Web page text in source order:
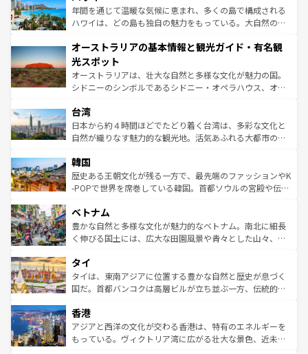
ンメントが詰まった刺激的なスポットだ。一方、アメリカ
西部には大自然が広がり、グランドキャニオンやイエロー
部のニューオーリンズでは、音楽と美食が融合した独特の
文化が魅力。旅行者はアメリカの各地域で異なる魅力を楽
しみながら、その多様性と豊かな歴史を感じることができ
るだろう。車でのロードトリップや列車の旅も、アメリカ
情報は
年間を通じて温暖な気候に恵まれ、多くの島で構成される
ハワイは、どの島も独自の魅力をもっている。大自然の神
ワイ島は見逃せない。また、定番の観光地といえばオアフ
島だが、静かな自然を求めるならマウイ島やカウアイ島が
おすすめ。エメラルドグリーンに輝く海をはじめ、豊かな
文化や歴史が息づいている。「アロハスピリット」と呼ば
人々、おいしいローカルフードやハワイアンミュージッ
ク、伝統的なフラダンスなど、すべてがハワイの魅力を彩
っている。訪れるたびに新しい発見と感動が待っているハ
はコンテンツ一覧
オーストラリアの基本情報と観光ガイド・有名観
光スポット
オーストラリアは、壮大な自然と多様な文化が魅力の国。
シドニーのシンボルであるシドニー・オペラハウス、オー
リアリーフや大陸中央部にそびえるウルル（エアーズロッ
ク）、タスマニアの美しい原生林やケアンズの熱帯雨林な
ど、見どころがたくさん。また、カフェやワイン、オージ
いる。アクティビティも充実しており、サーフィンやダイ
ビング、ハイキングなど、アウトドア好きにはたまらな
い。オーストラリアの多彩な魅力を存分に味わいつくそ
参照してほしい。
台湾
日本から約４時間ほどでたどり着く台湾は、多彩な文化と
自然が織りなす魅力的な観光地。活気あふれる大都市の台
ン）、静ひつな山岳地帯である台湾東部など、都市の喧騒
と山間の静けさが共存しており、訪れる人に新しい発見と
驚きをもたらしてくれる。また、奥深い台湾の食文化も魅
容にもいいと評判のスイーツなど、バラエティ豊かな料理
が味わえる。 なお、新着の台湾情報は コンテンツ一覧を参
照してほしい。
韓国
歴史ある王朝文化が残る一方で、最先端のファッションやK
-POPで世界を席巻している韓国。首都ソウルの宮殿や伝統
き、地方に足を延ばせば四季折々の自然美を楽しむことが
できる。そして、キムチや焼肉、絶品のストリートフード
まで、さまざまな韓国料理が待っている。夜には、韓国な
リティに包まれながら、韓国の多彩な魅力を心ゆくまで味
わってみてほしい。 なお、新着の韓国情報はコンテンツ一
覧を参照してほしい。
ベトナム
豊かな自然と多様な文化が魅力的なベトナム。南北に細長
く伸びる国土には、広大な田園風景や青々とした山々、世
急速な発展と共に伝統が息づく。ハノイの古い町並みやホ
ーチミン市のフランス統治時代の建物も、独特の雰囲気を
醸し出している。また、バラエティの豊かさとおいしさで
とつ。フォーやバインミー、ベトナムコーヒーなどは、ぜ
ひ現地で味わいたい。どの地域を訪れてもあたたかい人々
が旅行者を迎えてくれるので、きっと忘れられない旅にな
タイ
タイは、東南アジアに位置する豊かな自然と歴史が息づく
国だ。首都バンコクは高層ビルが立ち並ぶ一方、伝統的な
の活気が交差している。北部ではチェンマイなどの山岳地
帯で自然と触れ合い、南部ではプーケットやクラビの美し
いビーチでリゾート気分を楽しむことができる。タイ料理
香港
アジアと西洋の文化が交わる香港は、特有のエネルギーを
もっている。ヴィクトリア湾に広がる壮大な景色、近未来